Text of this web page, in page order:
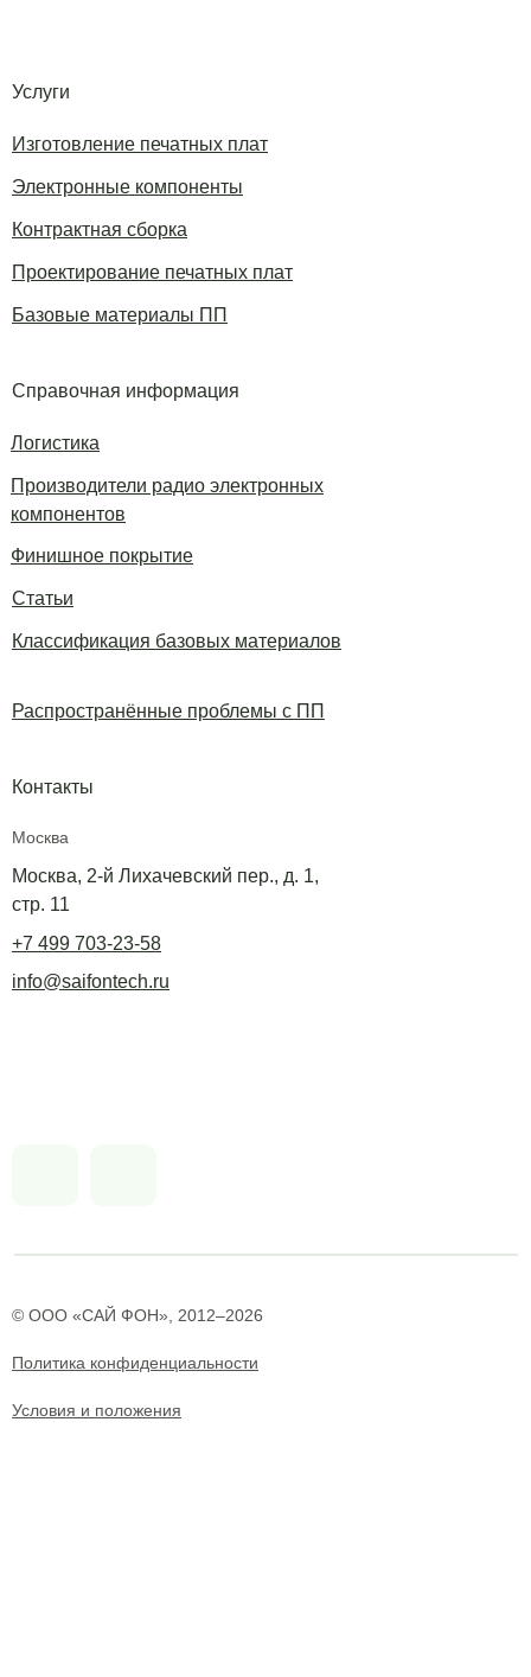
Контакты
Москва
Москва, 2-й Лихачевский пер., д. 1,
стр. 11
+7 499 703-23-58
info@saifontech.ru
Справочная информация
Статьи
Классификация базовых материалов
Распространённые проблемы с ПП
Изготовление печатных плат
Электронные компоненты
Контрактная сборка
Проектирование печатных плат
Базовые материалы ПП
Услуги
Логистика
Финишное покрытие
Политика конфиденциальности
© ООО «САЙ ФОН», 2012–2026
Производители радио электронных
компонентов
Условия и положения